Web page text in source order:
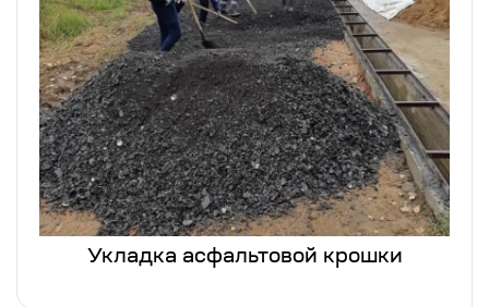
Укладка асфальтовой крошки